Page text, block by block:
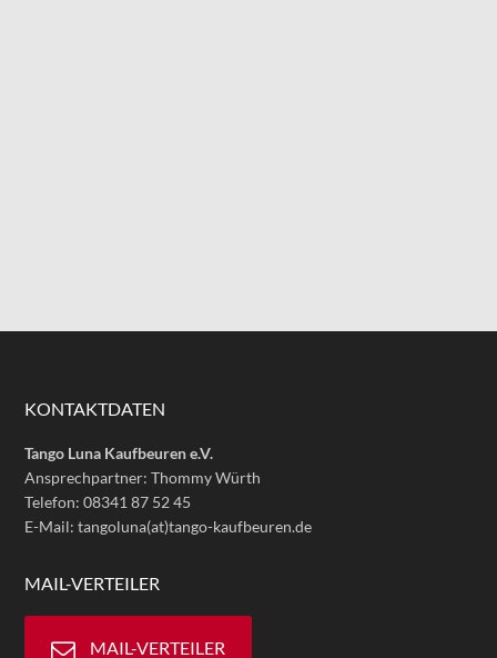
KONTAKTDATEN
Tango Luna Kaufbeuren e.V.
Ansprechpartner: Thommy Würth
Telefon: 08341 87 52 45
E-Mail: tangoluna(at)tango-kaufbeuren.de
MAIL-VERTEILER
MAIL-VERTEILER